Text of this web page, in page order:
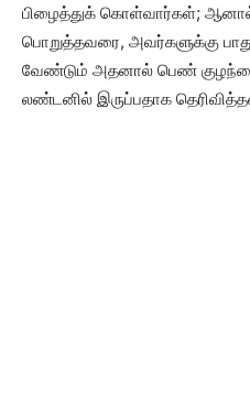
பிழைத்துக் கொள்வார்கள்;
பொறுத்தவரை, அவர்களுக்கு
வேண்டும் அதனால் பெண்
லண்டனில் இருப்பதாக